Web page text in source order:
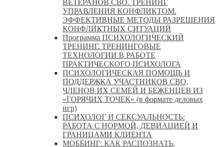
ВЕТЕРАНОВ СВО. ТРЕНИНГ
УПРАВЛЕНИЯ КОНФЛИКТОМ.
ЭФФЕКТИВНЫЕ МЕТОДЫ РАЗРЕШЕНИЯ
КОНФЛИКТНЫХ СИТУАЦИЙ
Программа ПСИХОЛОГИЧЕСКИЙ
ТРЕНИНГ. ТРЕНИНГОВЫЕ
ТЕХНОЛОГИИ В РАБОТЕ
ПРАКТИЧЕСКОГО ПСИХОЛОГА
ПСИХОЛОГИЧЕСКАЯ ПОМОЩЬ И
ПОДДЕРЖКА УЧАСТНИКОВ СВО,
ЧЛЕНОВ ИХ СЕМЕЙ И БЕЖЕНЦЕВ ИЗ
«ГОРЯЧИХ ТОЧЕК» (в формате деловых
игр)
ПСИХОЛОГ И СЕКСУАЛЬНОСТЬ:
РАБОТА С НОРМОЙ, ДЕВИАЦИЕЙ И
ГРАНИЦАМИ КЛИЕНТА
МОББИНГ: КАК РАСПОЗНАТЬ,